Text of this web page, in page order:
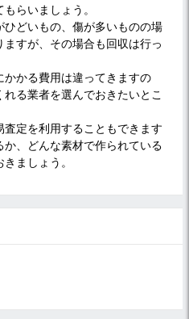
らいましょう。
どいもの、傷が多いものの場
すが、その場合も回収は行っ
かかる費用は違ってきますの
る業者を選んでおきたいとこ
定を利用することもできます
、どんな素材で作られている
ましょう。